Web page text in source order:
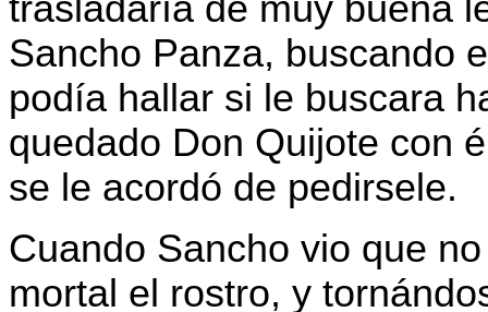
Sancho Panza, buscando
podía hallar si le buscara
quedado Don Quijote con
se le acordó de pedirsele.
Cuando Sancho vio que
mortal el rostro, y